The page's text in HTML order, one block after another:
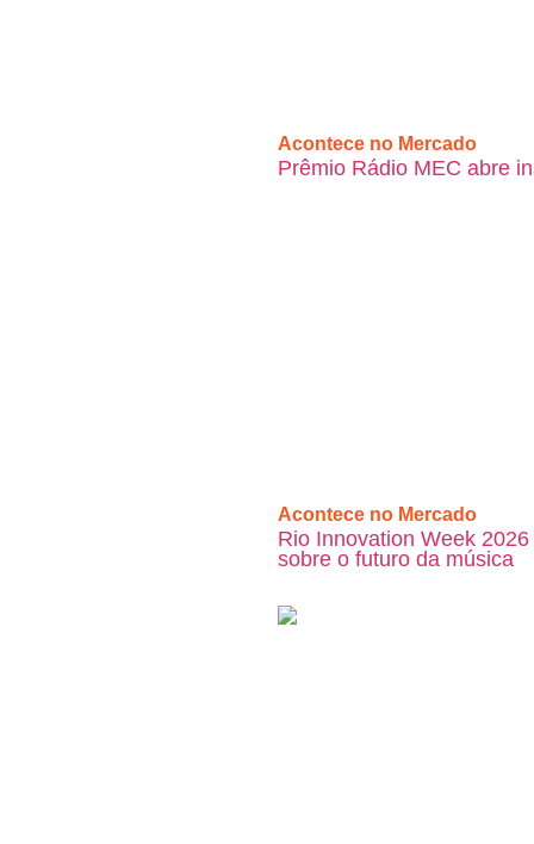
Acontece no Mercado
Prêmio Rádio MEC abre
Acontece no Mercado
Rio Innovation Week
sobre o futuro da música